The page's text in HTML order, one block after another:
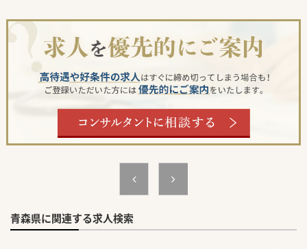
青森県に関連する求人検索